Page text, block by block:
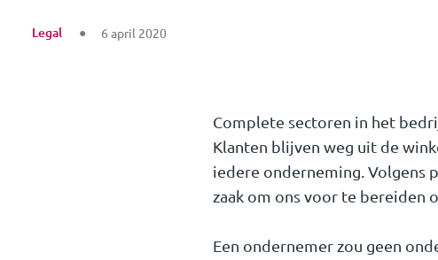
Legal 6 april 2020
Complete sectoren in het
Klanten blijven weg uit de
iedere onderneming. Volgens
zaak om ons voor te bereiden
Een ondernemer zou geen